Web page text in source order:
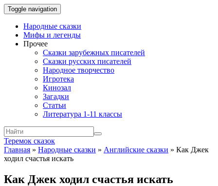
Toggle navigation
Народные сказки
Мифы и легенды
Прочее
Сказки зарубежных писателей
Сказки русских писателей
Народное творчество
Игротека
Кинозал
Загадки
Статьи
Литература 1-11 классы
Теремок сказок
Главная » Народные сказки » Английские сказки » Как Джек
ходил счастья искать
Как Джек ходил счастья искать